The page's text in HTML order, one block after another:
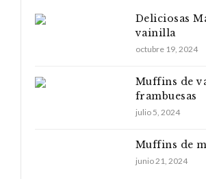
Deliciosas
vainilla
octubre 19, 2024
Muffins de
frambuesas
julio 5, 2024
Muffins de
junio 21, 2024